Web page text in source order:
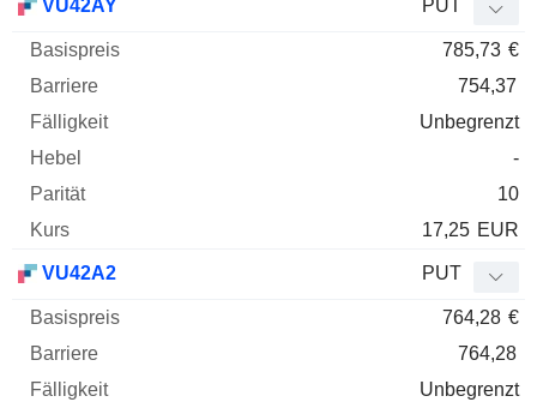
VU42AY PUT
785,73 €
754,37
Unbegrenzt
-
10
17,25 EUR
VU42A2 PUT
764,28 €
764,28
Unbegrenzt